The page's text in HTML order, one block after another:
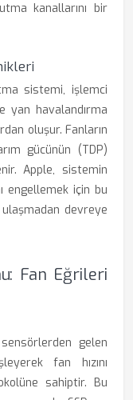
kanallarını bir
sistemi, işlemci
yan havalandırma
oluşur. Fanların
gücünün (TDP)
Apple, sistemin
engellemek için bu
devreye
Fan Eğrileri
gelen
fan hızını
sahiptir. Bu